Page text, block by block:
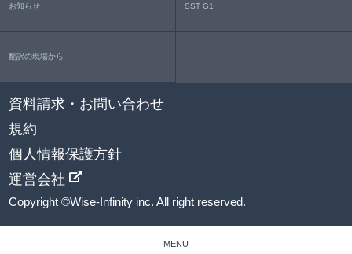
MENU
お知らせ SST G1
翻訳の現場から
資料請求・お問い合わせ
規約
個人情報保護方針
運営会社
Copyright ©Wise-Infinity inc. All right reserved.